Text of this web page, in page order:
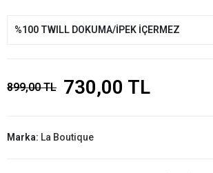
%100 TWILL DOKUMA/İPEK İÇERMEZ
899,00 TL 730,00 TL
Marka: La Boutique